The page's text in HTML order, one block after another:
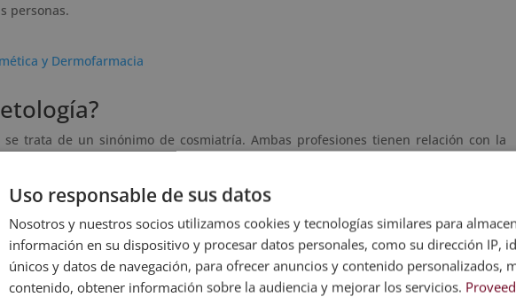
personas.
y Dermofarmacia
se trata de un sinónimo de cosmiatría. Ambas profesiones tienen relación con la
la piel pero se diferencias en que la cosmetología solo puede
enferma.
a la cosmeteología se encarga de los cuidados estéticosdel rostro y cuerpo, del
de la piel con el fin de mantenerla sana.
ser un cosmeteólogo necesitarás aprender las diferentes técnicas que pueden
Uso responsable de sus datos
Nosotros y nuestros socios utilizamos cookies y tecnologías similares para
información en su dispositivo y procesar datos personales, como su dirección IP,
únicos y datos de navegación, para ofrecer anuncios y contenido personalizados,
contenido, obtener información sobre la audiencia y mejorar los servicios.